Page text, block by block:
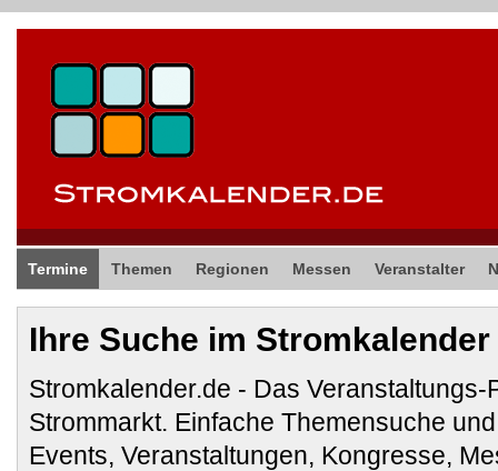
Termine Themen Regionen Messen Veranstalter
Ihre Suche im Stromkalender
Stromkalender.de - Das Veranstaltungs-
Strommarkt. Einfache Themensuche
Events, Veranstaltungen, Kongresse,